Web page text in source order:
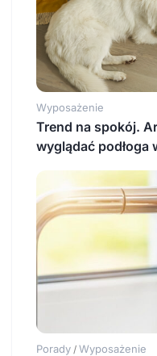
Wyposażenie
Trend na spokój.
wyglądać podłoga
Porady / Wyposażenie